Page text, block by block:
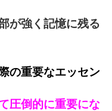
が強く記憶に残る
の重要なエッセン
圧倒的に重要にな